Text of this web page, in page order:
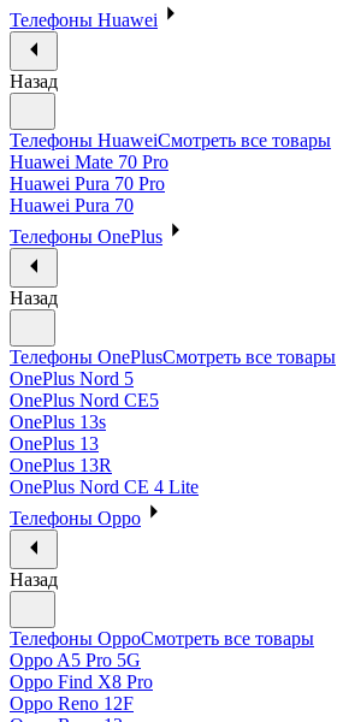
Телефоны Huawei
Назад
Телефоны HuaweiСмотреть все товары
Huawei Mate 70 Pro
Huawei Pura 70 Pro
Huawei Pura 70
Телефоны OnePlus
Назад
Телефоны OnePlusСмотреть все товары
OnePlus Nord 5
OnePlus Nord CE5
OnePlus 13s
OnePlus 13
OnePlus 13R
OnePlus Nord CE 4 Lite
Телефоны Oppo
Назад
Телефоны OppoСмотреть все товары
Oppo A5 Pro 5G
Oppo Find X8 Pro
Oppo Reno 12F